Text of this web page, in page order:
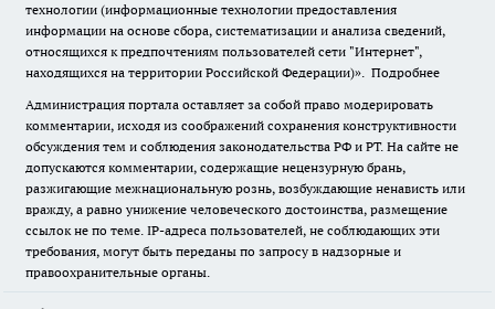
технологии (информационные технологии предоставления
информации на основе сбора, систематизации и анализа сведений,
относящихся к предпочтениям пользователей сети "Интернет",
находящихся на территории Российской Федерации)». Подробнее
Администрация портала оставляет за собой право модерировать
комментарии, исходя из соображений сохранения конструктивности
обсуждения тем и соблюдения законодательства РФ и РТ. На сайте не
допускаются комментарии, содержащие нецензурную брань,
разжигающие межнациональную рознь, возбуждающие ненависть или
вражду, а равно унижение человеческого достоинства, размещение
ссылок не по теме. IP-адреса пользователей, не соблюдающих эти
требования, могут быть переданы по запросу в надзорные и
правоохранительные органы.